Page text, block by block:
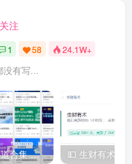
关注
1 58 24.1W+
没有写...
IT类所有渠道合集 持续日更，目前近四千多条资源 年费用户微信私信获取权限